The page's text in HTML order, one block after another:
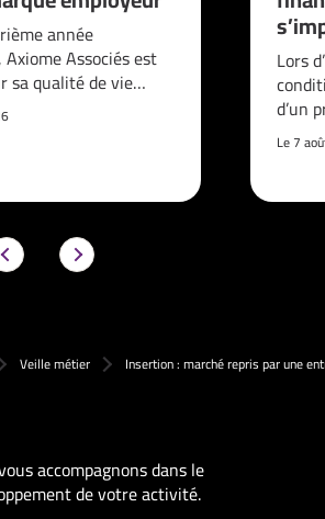
année
Associés est
sa qualité de vie…
Lors
d’un
Le 7
Veille métier Insertion : marché repris par une
accompagnons dans le
de votre activité.